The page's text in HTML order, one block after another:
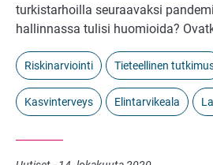
turkistarhoilla seuraavaksi
hallinnassa tulisi huomioida?
Riskinarviointi Tieteellinen
Kasvinterveys Elintarvikeala